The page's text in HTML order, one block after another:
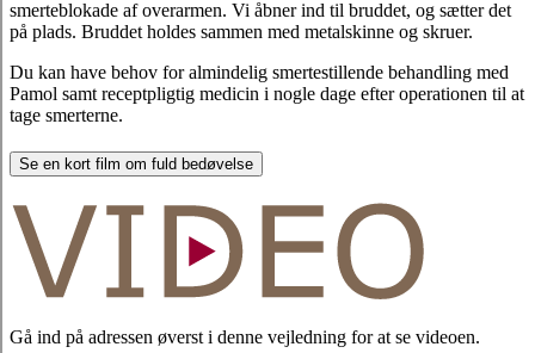
smerteblokade af overarmen. Vi åbner ind til bruddet, og sætter det
på plads. Bruddet holdes sammen med metalskinne og skruer.
Du kan have behov for almindelig smertestillende behandling med
Pamol samt receptpligtig medicin i nogle dage efter operationen til at
tage smerterne.
Se en kort film om fuld bedøvelse
Gå ind på adressen øverst i denne vejledning for at se videoen.